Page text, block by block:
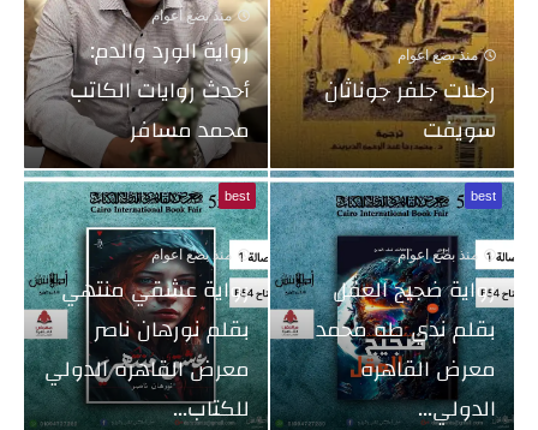
منذ بضع اعوام
رحلات جلفر جوناثان
سويفت
منذ بضع اعوام
رواية الورد والدم:
أحدث روايات الكاتب
محمد مسافر
best
منذ بضع اعوام
رواية ضجيج العقل
بقلم ندي طه محمد
معرض القاهره
الدولي...
best
منذ بضع اعوام
رواية عشقي منتهي
بقلم نورهان ناصر
معرض القاهره الدولي
للكتاب...